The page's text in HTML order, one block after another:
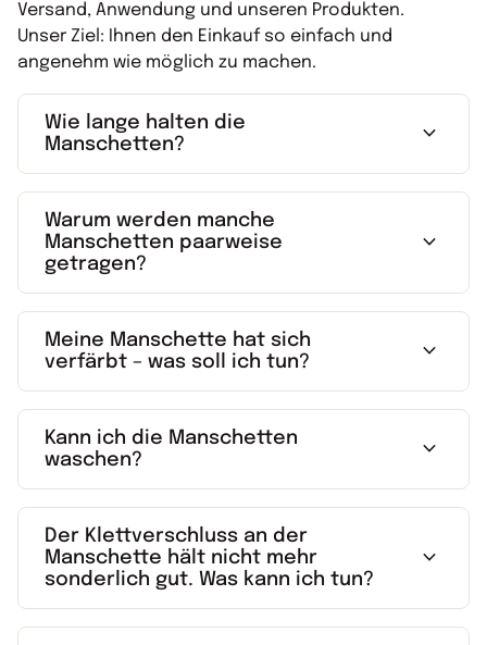
Versand, Anwendung und unseren Produkten.
Unser Ziel: Ihnen den Einkauf so einfach und
angenehm wie möglich zu machen.
Wie lange halten die
Manschetten?
expand_more
Warum werden manche
Manschetten paarweise
getragen?
expand_more
Meine Manschette hat sich
verfärbt – was soll ich tun?
expand_more
Kann ich die Manschetten
waschen?
expand_more
Der Klettverschluss an der
Manschette hält nicht mehr
sonderlich gut. Was kann ich tun?
expand_more